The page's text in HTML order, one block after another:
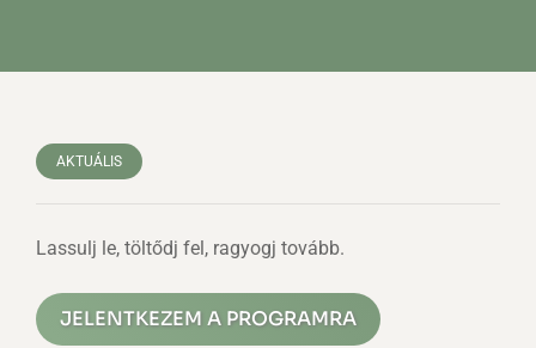
AKTUÁLIS
Lassulj le, töltődj fel, ragyogj tovább.
JELENTKEZEM A PROGRAMRA